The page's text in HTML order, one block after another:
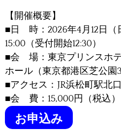
【開催概要】
■日 時：2026年4月12日（
15:00（受付開始12:30）
■会 場：東京プリンスホ
ホール（東京都港区芝公園
■アクセス：JR浜松町駅北
■会 費：15,000円（税込）
お申込み